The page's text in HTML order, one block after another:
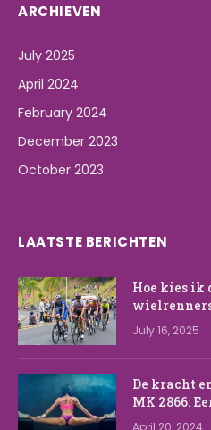
ARCHIEVEN
July 2025
April 2024
February 2024
December 2023
October 2023
LAATSTE BERICHTEN
Hoe kies ik
July 16, 2025
De kracht
MK 2866:
April 20, 2024